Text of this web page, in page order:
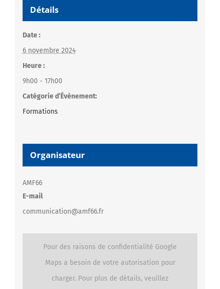
Détails
Date :
6 novembre 2024
Heure :
9h00 - 17h00
Catégorie d’Évènement:
Formations
Organisateur
AMF66
E-mail
communication@amf66.fr
Pour des raisons de confidentialité Google
Maps a besoin de votre autorisation pour
charger. Pour plus de détails, veuillez